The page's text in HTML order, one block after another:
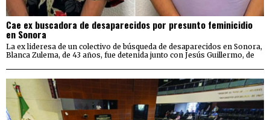
Cae ex buscadora de desaparecidos por presunto feminicidio
en Sonora
La ex lideresa de un colectivo de búsqueda de desaparecidos en Sonora,
Blanca Zulema, de 43 años, fue detenida junto con Jesús Guillermo, de